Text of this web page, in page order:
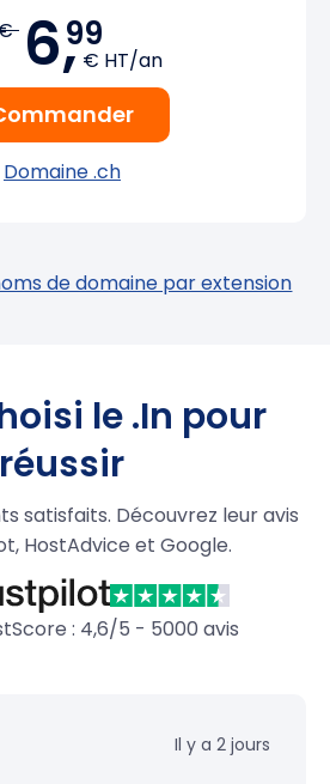
6,99
€ HT/an
Domaine .ch
de domaine par extension
le .In pour
réussir
satisfaits. Découvrez leur avis
HostAdvice et Google.
: 4,6/5 - 5000 avis
Il y a 2 jours